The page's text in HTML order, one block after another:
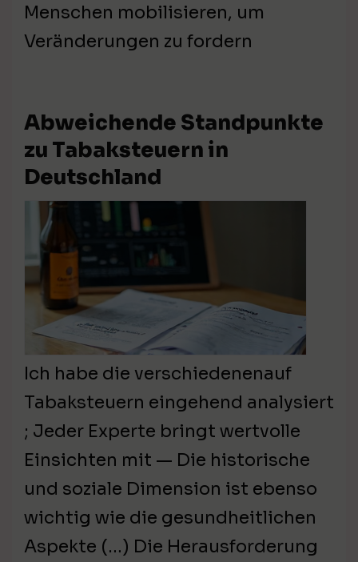
Menschen mobilisieren, um
Veränderungen zu fordern
Abweichende Standpunkte
zu Tabaksteuern in
Deutschland
Ich habe die verschiedenenauf
Tabaksteuern eingehend analysiert
; Jeder Experte bringt wertvolle
Einsichten mit — Die historische
und soziale Dimension ist ebenso
wichtig wie die gesundheitlichen
Aspekte (…) Die Herausforderung